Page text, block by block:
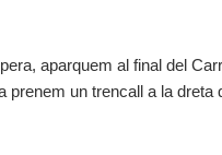
aparquem al final del
prenem un trencall a la